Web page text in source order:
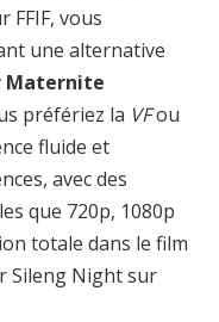
FFIF, vous
une alternative
Maternite
préfériez la VFou
fluide et
avec des
que 720p, 1080p
totale dans le film
Sileng Night sur